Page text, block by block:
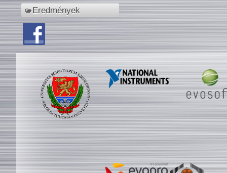
Eredmények